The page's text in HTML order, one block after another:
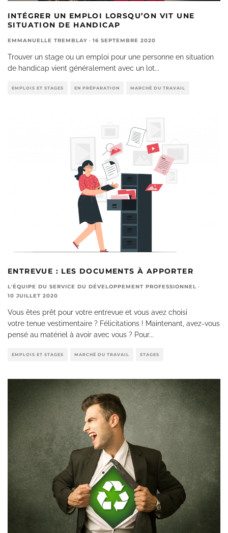
INTÉGRER UN EMPLOI LORSQU’ON VIT UNE
SITUATION DE HANDICAP
EMMANUELLE TREMBLAY · 16 SEPTEMBRE 2020
Trouver un stage ou un emploi pour une personne en situation
de handicap vient généralement avec un lot...
EMPLOIS ET STAGES EN PRÉPARATION MARCHÉ DU TRAVAIL
ENTREVUE : LES DOCUMENTS À APPORTER
L'ÉQUIPE DU SERVICE DU DÉVELOPPEMENT PROFESSIONNEL ·
10 JUILLET 2020
Vous êtes prêt pour votre entrevue et vous avez choisi
votre tenue vestimentaire ? Félicitations ! Maintenant, avez-vous
pensé au matériel à avoir avec vous ? Pour...
EMPLOIS ET STAGES MARCHÉ DU TRAVAIL STAGES